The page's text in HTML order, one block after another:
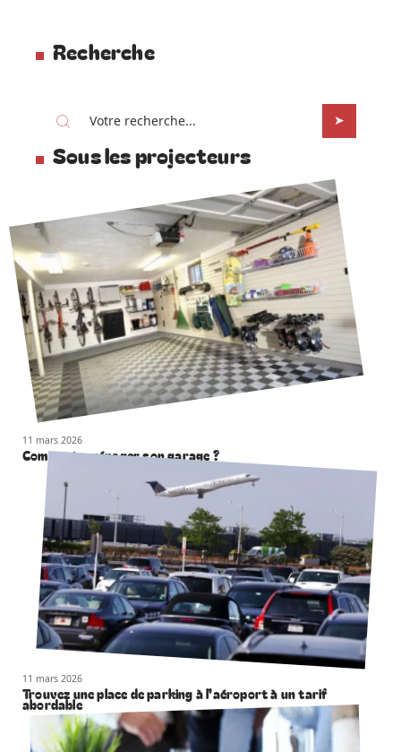
Recherche
Sous les projecteurs
11 mars 2026
Comment aménager son garage ?
11 mars 2026
Trouvez une place de parking à l’aéroport à un tarif
abordable